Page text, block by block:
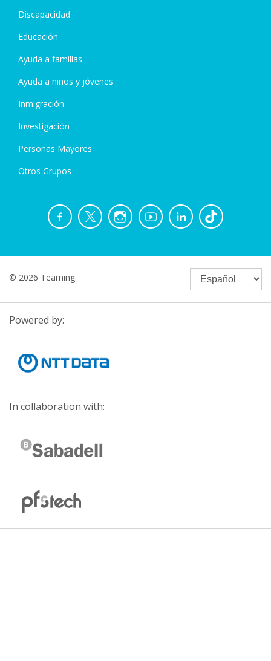
Discapacidad
Educación
Ayuda a familias
Ayuda a niños y jóvenes
Inmigración
Investigación
Personas Mayores
Otros Grupos
© 2026 Teaming
Powered by:
In collaboration with: